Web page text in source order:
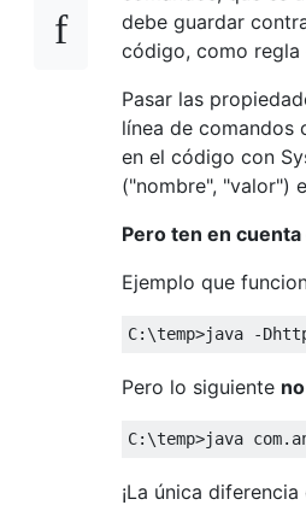
debe guardar
código, como regla
Pasar las
línea de comandos
en el código con
("nombre", "valor")
Pero ten en
Ejemplo que
C: \temp>java -
Pero lo siguiente
C: \temp>java com.
¡La única